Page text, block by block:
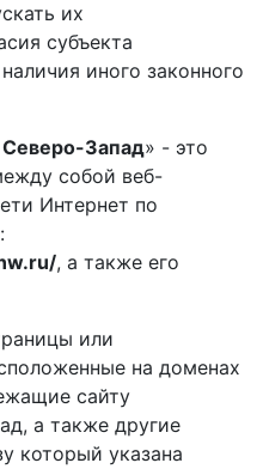
их
субъекта
иного законного
Запад» - это
собой веб-
Интернет по
, а также его
или
на доменах
сайту
а также другие
который указана